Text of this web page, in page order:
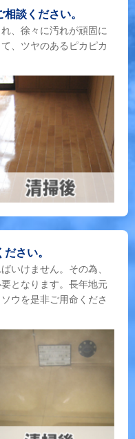
談ください。
、徐々に汚れが頑固に
、ツヤのあるピカピカ
さい。
いけません。その為、
となります。長年地元
ウを是非ご用命くださ